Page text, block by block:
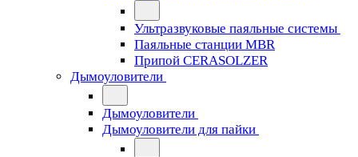
Ультразвуковые паяльные системы
Паяльные станции MBR
Припой CERASOLZER
Дымоуловители
Дымоуловители
Дымоуловители для пайки